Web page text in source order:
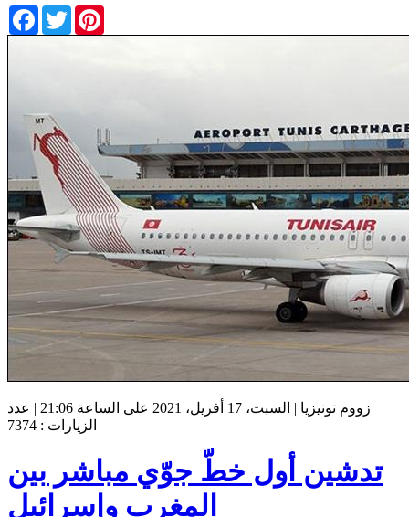
Facebook
Twitter
زووم تونيزيا | السبت، 17 أفريل، 2021 على الساعة 21:06 | عدد
الزيارات : 7374
تدشين أول خطّ جوّي مباشر بين
المغرب وإسرائيل